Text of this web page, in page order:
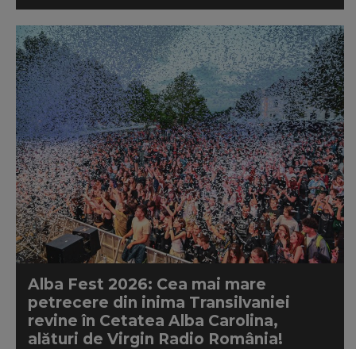
Alba Fest 2026: Cea mai mare
petrecere din inima Transilvaniei
revine în Cetatea Alba Carolina,
alături de Virgin Radio România!